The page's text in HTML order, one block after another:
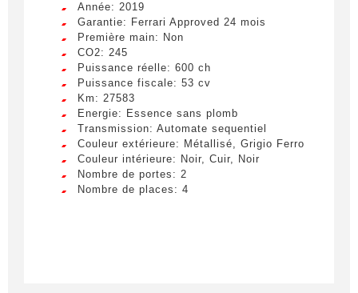
Année: 2019
Garantie: Ferrari Approved 24 mois
Première main: Non
CO2: 245
Puissance réelle: 600 ch
Puissance fiscale: 53 cv
Km: 27583
Energie: Essence sans plomb
Transmission: Automate sequentiel
Couleur extérieure: Métallisé, Grigio Ferro
Couleur intérieure: Noir, Cuir, Noir
Nombre de portes: 2
Nombre de places: 4